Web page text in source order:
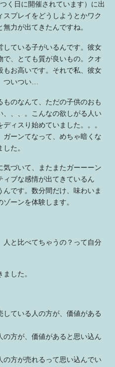
く日に開催されています）に出
プレイをどうしようとかワク
力が出てきたんですね。
している子がいるんです。彼女
、とても質が良いもの。クオ
もお高いです。それで私、彼女
ついつい…
のなんて、ただの子供のおも
、、、。こんなの欲しがる人い
ィスり始めていました。。。
ガーンてなって、めちゃ暗くな
た。
づいて、またまたガーーーン
ィブな感情が出てきているん
です。数分間だけ、味わいま
ーンを体験します。
人と比べてちゃうの？って自分
した。
している人の方が、価値がある
の方が、価値があると思い込ん
の方が売れるって思い込んでい